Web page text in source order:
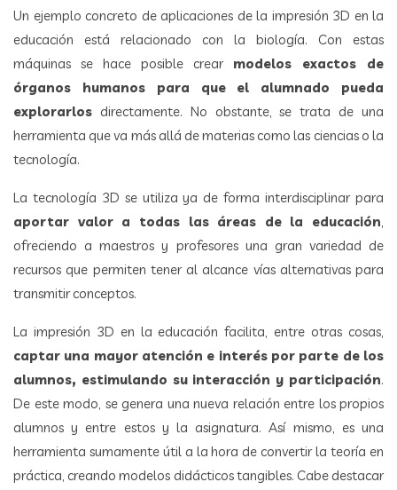
Un ejemplo concreto de aplicaciones de la impresión 3D en la
educación está relacionado con la biología. Con estas
máquinas se hace posible crear modelos exactos de
órganos humanos para que el alumnado pueda
explorarlos directamente. No obstante, se trata de una
herramienta que va más allá de materias como las ciencias o la
tecnología.
La tecnología 3D se utiliza ya de forma interdisciplinar para
aportar valor a todas las áreas de la educación,
ofreciendo a maestros y profesores una gran variedad de
recursos que permiten tener al alcance vías alternativas para
transmitir conceptos.
La impresión 3D en la educación facilita, entre otras cosas,
captar una mayor atención e interés por parte de los
alumnos, estimulando su interacción y participación.
De este modo, se genera una nueva relación entre los propios
alumnos y entre estos y la asignatura. Así mismo, es una
herramienta sumamente útil a la hora de convertir la teoría en
práctica, creando modelos didácticos tangibles. Cabe destacar